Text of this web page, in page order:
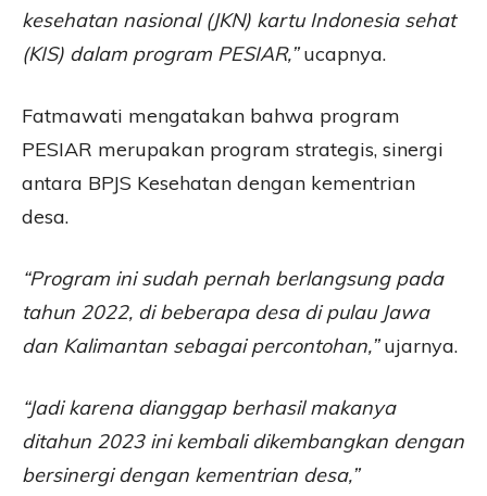
kesehatan nasional (JKN) kartu Indonesia sehat
(KIS) dalam program PESIAR,”ucapnya.
Fatmawati mengatakan bahwa program
PESIAR merupakan program strategis, sinergi
antara BPJS Kesehatan dengan kementrian
desa.
“Program ini sudah pernah berlangsung pada
tahun 2022, di beberapa desa di pulau Jawa
dan Kalimantan sebagai percontohan,”ujarnya.
“Jadi karena dianggap berhasil makanya
ditahun 2023 ini kembali dikembangkan dengan
bersinergi dengan kementrian desa,”